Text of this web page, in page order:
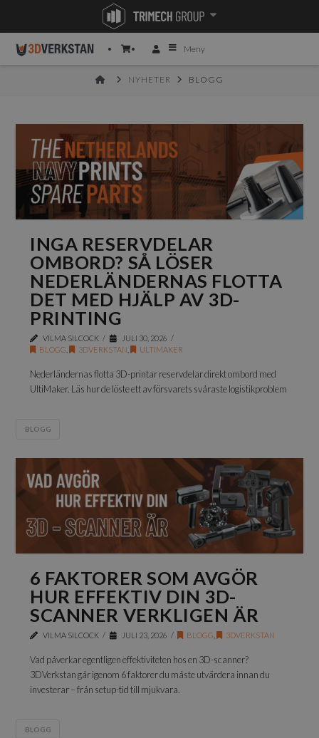
Meny
HOMENYHETER BLOGG
INGA RESERVDELAR
OMBORD? SÅ LÖSER
NEDERLÄNDERNAS FLOTTA
DET MED HJÄLP AV 3D-
PRINTING
VILMA SILCOCK
JULI 30, 2026
BLOGG
3DVERKSTAN ULTIMAKER
Nederländernas flotta 3D-printar reservdelar direkt ombord med
UltiMaker. Läs hur de löste ett av försvarets svåraste logistikproblem
BLOGG
6 FAKTORER SOM AVGÖR
HUR EFFEKTIV DIN 3D-
SCANNER VERKLIGEN ÄR
VILMA SILCOCK JULI 23, 2026 BLOGG 3DVERKSTAN
Vad påverkar egentligen effektiviteten hos en 3D-scanner?
3DVerkstan går igenom 6 faktorer du måste utvärdera innan du
investerar – från setup-tid till mjukvara.
BLOGG